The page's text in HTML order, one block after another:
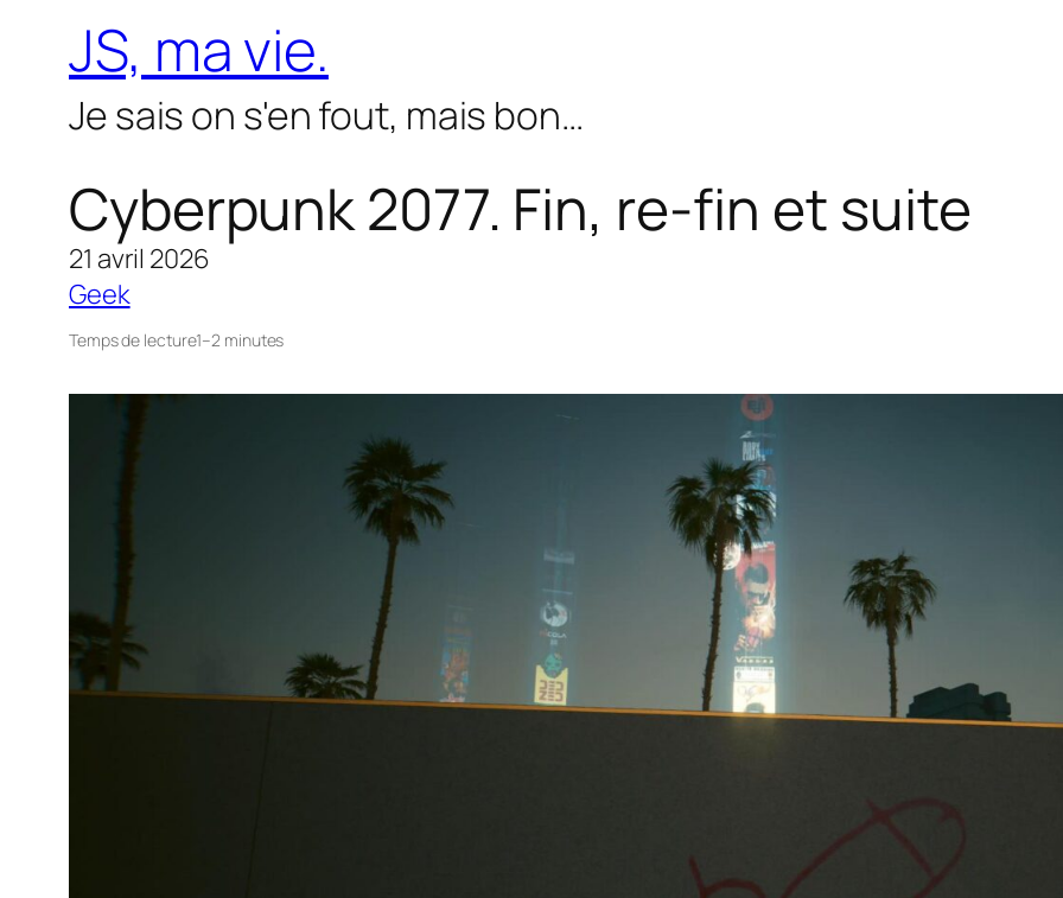
contenu
JS, ma vie.
Je sais on s'en fout, mais bon…
Cyberpunk 2077. Fin, re-fin et suite
21 avril 2026
Geek
Temps de lecture1–2 minutes